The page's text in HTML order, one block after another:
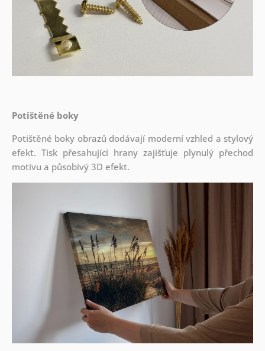
Potištěné boky
Potištěné boky obrazů dodávají moderní vzhled a stylový
efekt. Tisk přesahující hrany zajišťuje plynulý přechod
motivu a působivý 3D efekt.